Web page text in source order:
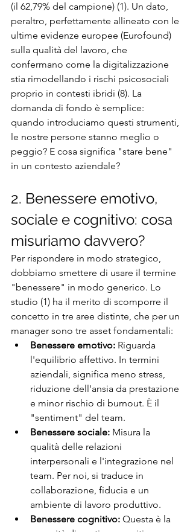
(il 62,79% del campione) (1). Un dato,
peraltro, perfettamente allineato con le
ultime evidenze europee (Eurofound)
sulla qualità del lavoro, che
confermano come la digitalizzazione
stia rimodellando i rischi psicosociali
proprio in contesti ibridi (8). La
domanda di fondo è semplice:
quando introduciamo questi strumenti,
le nostre persone stanno meglio o
peggio? E cosa significa "stare bene"
in un contesto aziendale?
2. Benessere emotivo,
sociale e cognitivo: cosa
misuriamo davvero?
Per rispondere in modo strategico,
dobbiamo smettere di usare il termine
"benessere" in modo generico. Lo
studio (1) ha il merito di scomporre il
concetto in tre aree distinte, che per un
manager sono tre asset fondamentali:
Benessere emotivo: Riguarda
l'equilibrio affettivo. In termini
aziendali, significa meno stress,
riduzione dell'ansia da prestazione
e minor rischio di burnout. È il
"sentiment" del team.
Benessere sociale: Misura la
qualità delle relazioni
interpersonali e l'integrazione nel
team. Per noi, si traduce in
collaborazione, fiducia e un
ambiente di lavoro produttivo.
Benessere cognitivo: Questa è la